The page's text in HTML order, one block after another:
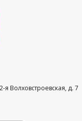
я Волховстроевская, д. 7